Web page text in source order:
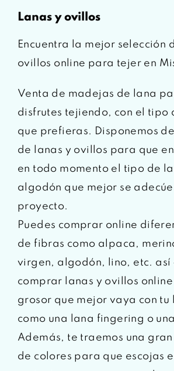
lanas y ovillos
Encuentra la mejor selección
ovillos online para tejer en
Venta de madejas de lana
disfrutes tejiendo, con el tipo
que prefieras. Disponemos
de lanas y ovillos para que
en todo momento el tipo de
algodón que mejor se adecúe
proyecto.
Puedes comprar online
de fibras como alpaca,
virgen, algodón, lino, etc. así
comprar lanas y ovillos online
grosor que mejor vaya con tu
como una lana fingering o
Además, te traemos una
de colores para que escojas